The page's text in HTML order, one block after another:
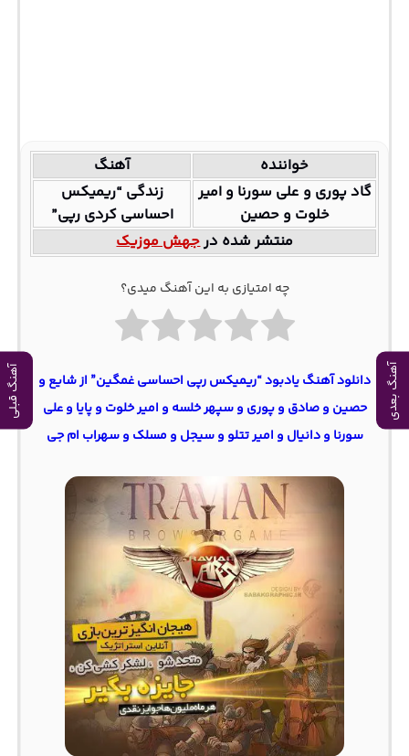
آهنگ بعدی آهنگ قبلی
خواننده
آهنگ
گاد پوری و علی سورنا و امیر
خلوت و حصین
زندگی “ریمیکس
احساسی کردی رپی”
منتشر شده درجهش موزیک
چه امتیازی به این آهنگ میدی؟
دانلود آهنگ یادبود “ریمیکس رپی احساسی غمگین” از شایع و
حصین و صادق و پوری و سپهر خلسه و امیر خلوت و پایا و علی
سورنا و دانیال و امیر تتلو و سیجل و مسلک و سهراب ام جی